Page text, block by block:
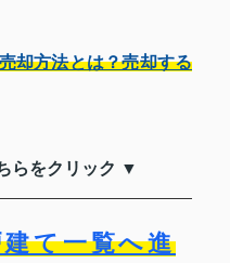
却方法とは？売却する
らをクリック ▼
て一覧へ進